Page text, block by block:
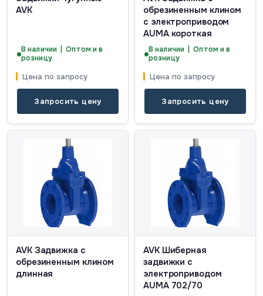
AVK
В наличии | Оптом и в
розницу
Цена по запросу
Запросить цену
обрезиненным клином
с электроприводом
AUMA короткая
В наличии | Оптом и в
розницу
Цена по запросу
Запросить цену
AVK Задвижка с
обрезиненным клином
длинная
AVK Шиберная
задвижки с
электроприводом
AUMA 702/70